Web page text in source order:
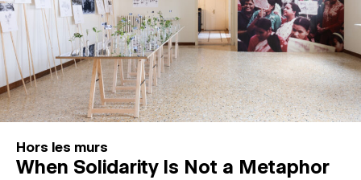
Hors les murs
When Solidarity Is Not a Metaphor